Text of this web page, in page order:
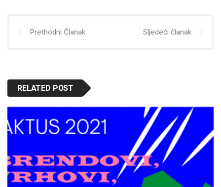
Prethodni Članak Sljedeći članak
RELATED POST